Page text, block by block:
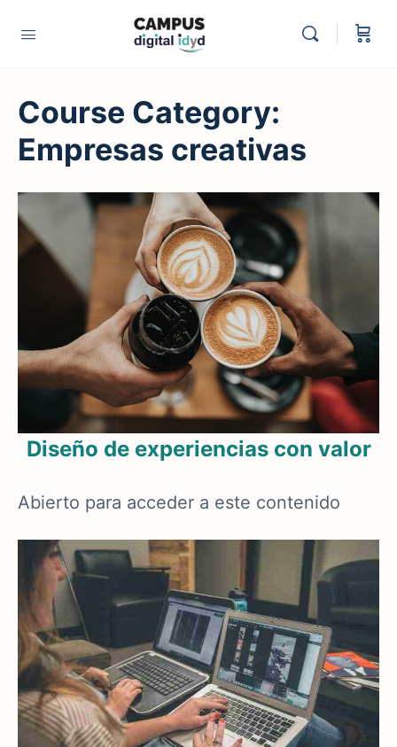
Course Category:
Empresas creativas
Diseño de experiencias con valor
Abierto para acceder a este contenido